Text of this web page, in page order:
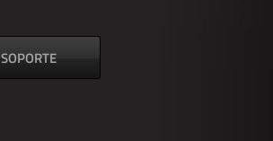
SOPORTE